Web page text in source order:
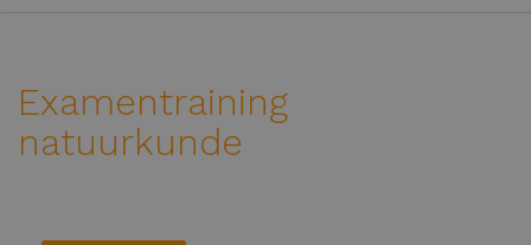
Examentraining
natuurkunde